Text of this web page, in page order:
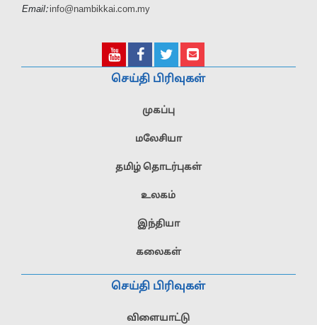
Email: info@nambikkai.com.my
செய்தி பிரிவுகள்
முகப்பு
மலேசியா
தமிழ் தொடர்புகள்
உலகம்
இந்தியா
கலைகள்
செய்தி பிரிவுகள்
விளையாட்டு